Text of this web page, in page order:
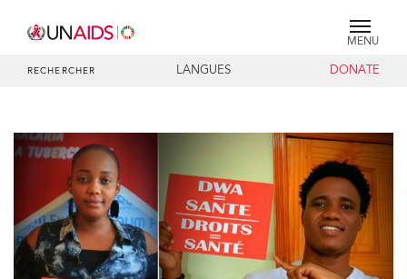
MENU
RECHERCHER LANGUES DONATE